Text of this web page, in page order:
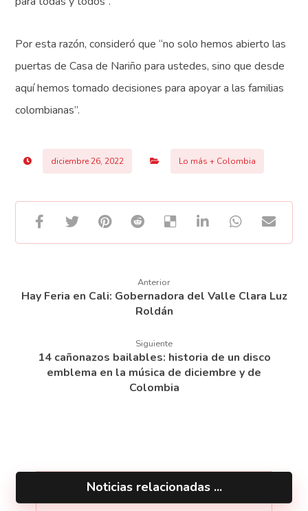
Por esta razón, consideró que “no solo hemos abierto las
puertas de Casa de Nariño para ustedes, sino que desde
aquí hemos tomado decisiones para apoyar a las familias
colombianas”.
diciembre 26, 2022 Lo más + Colombia
Anterior
Hay Feria en Cali: Gobernadora del Valle Clara Luz
Roldán
Siguiente
14 cañonazos bailables: historia de un disco
emblema en la música de diciembre y de
Colombia
Noticias relacionadas ...